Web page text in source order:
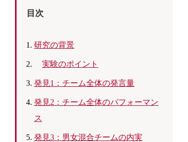
目次
研究の背景
実験のポイント
発見1：チーム全体の発言量
発見2：チーム全体のパフォーマン
ス
発見3：男女混合チームの内実